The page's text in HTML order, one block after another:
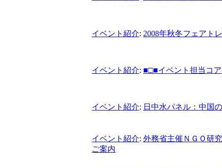
イベント紹介: 2008年秋冬フェアト
イベント紹介: ■□■イベント担当コ
イベント紹介: 日中水パネル：中国
イベント紹介: 外務省主催ＮＧＯ研
ご案内